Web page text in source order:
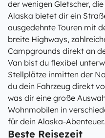
der wenigen Gletscher,
Alaska bietet dir ein
ausgedehnte Touren mit
breite Highways,
Campgrounds direkt an
Van bist du flexibel
Stellplätze inmitten der
du dein Fahrzeug direkt
was dir eine große
Wohnmobilen in
für dein Alaska-Abenteuer.
Beste Reisezeit